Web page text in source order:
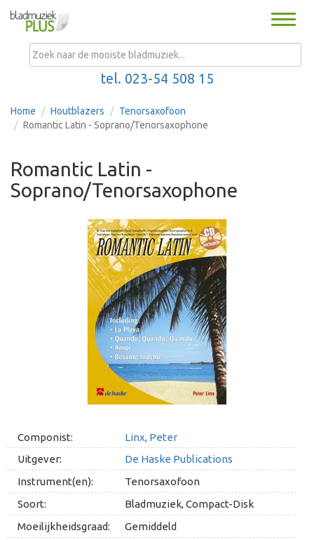
Toggle
tel. 023-54 508 15
MENU
Home Houtblazers
Tenorsaxofoon
Romantic Latin - Soprano/Tenorsaxophone
Romantic Latin -
Soprano/Tenorsaxophone
Componist:
Linx, Peter
Uitgever:
De Haske Publications
Instrument(en):
Tenorsaxofoon
Soort:
Bladmuziek, Compact-Disk
Moeilijkheidsgraad:
Gemiddeld